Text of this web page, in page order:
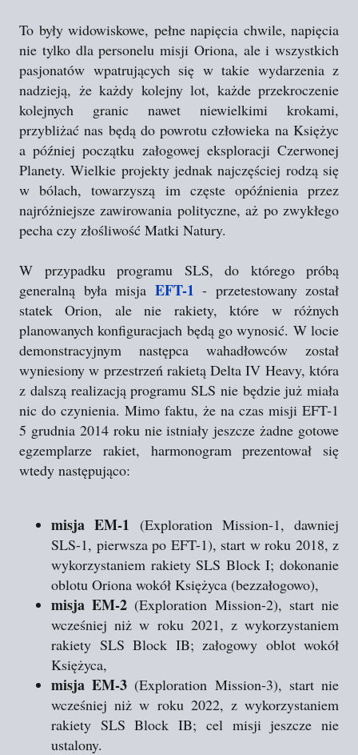
To były widowiskowe, pełne napięcia chwile, napięcia
nie tylko dla personelu misji Oriona, ale i wszystkich
pasjonatów wpatrujących się w takie wydarzenia z
nadzieją, że każdy kolejny lot, każde przekroczenie
kolejnych granic nawet niewielkimi krokami,
przybliżać nas będą do powrotu człowieka na Księżyc
a później początku załogowej eksploracji Czerwonej
Planety. Wielkie projekty jednak najczęściej rodzą się
w bólach, towarzyszą im częste opóźnienia przez
najróżniejsze zawirowania polityczne, aż po zwykłego
pecha czy złośliwość Matki Natury.
W przypadku programu SLS, do którego próbą
generalną była misja EFT-1 - przetestowany został
statek Orion, ale nie rakiety, które w różnych
planowanych konfiguracjach będą go wynosić. W locie
demonstracyjnym następca wahadłowców został
wyniesiony w przestrzeń rakietą Delta IV Heavy, która
z dalszą realizacją programu SLS nie będzie już miała
nic do czynienia. Mimo faktu, że na czas misji EFT-1
5 grudnia 2014 roku nie istniały jeszcze żadne gotowe
egzemplarze rakiet, harmonogram prezentował się
wtedy następująco:
misja EM-1 (Exploration Mission-1, dawniej
SLS-1, pierwsza po EFT-1), start w roku 2018, z
wykorzystaniem rakiety SLS Block I; dokonanie
oblotu Oriona wokół Księżyca (bezzałogowo),
misja EM-2 (Exploration Mission-2), start nie
wcześniej niż w roku 2021, z wykorzystaniem
rakiety SLS Block IB; załogowy oblot wokół
Księżyca,
misja EM-3 (Exploration Mission-3), start nie
wcześniej niż w roku 2022, z wykorzystaniem
rakiety SLS Block IB; cel misji jeszcze nie
ustalony.